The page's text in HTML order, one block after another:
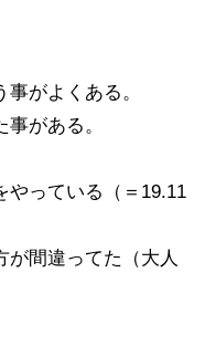
がよくある。
がある。
やっている（＝19.11
が間違ってた（大人